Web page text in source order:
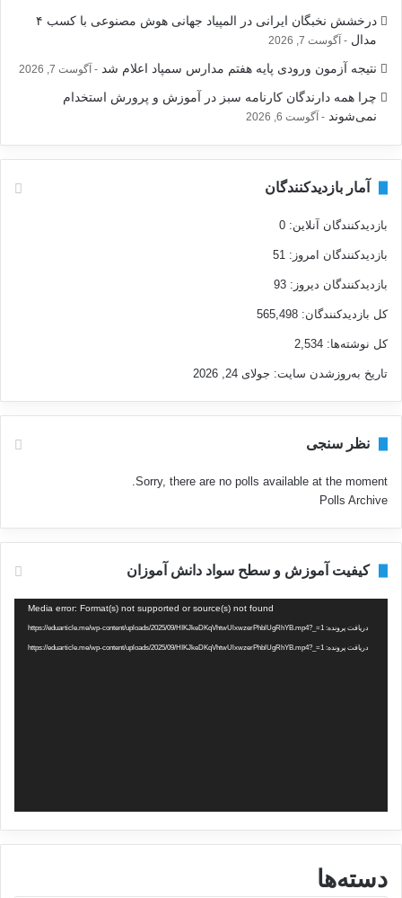
درخشش نخبگان ایرانی در المپیاد جهانی هوش مصنوعی با کسب ۴
مدال
آگوست 7, 2026
نتیجه آزمون ورودی پایه هفتم مدارس سمپاد اعلام شد آگوست 7, 2026
چرا همه دارندگان کارنامه سبز در آموزش و پرورش استخدام
نمی‌شوند
آگوست 6, 2026
آمار بازدیدکنندگان
بازدیدکنندگان آنلاین: 0
بازدیدکنندگان امروز: 51
بازدیدکنندگان دیروز: 93
کل بازدیدکنند‌گان: 565,498
کل نوشته‌ها: 2,534
تاریخ به‌روزشدن سایت: جولای 24, 2026
نظر سنجی
Sorry, there are no polls available at the moment.
Polls Archive
کیفیت آموزش و سطح سواد دانش آموزان
ویدیو
Media error: Format(s) not supported or source(s) not found
دریافت پرونده: https://eduarticle.me/wp-content/uploads/2025/09/HIKJkeDKqVhtwUlxwzerPhblUgRhYB.mp4?_=1
دریافت پرونده: https://eduarticle.me/wp-content/uploads/2025/09/HIKJkeDKqVhtwUlxwzerPhblUgRhYB.mp4?_=1
دسته‌ها